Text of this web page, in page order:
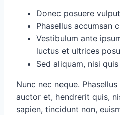
Donec posuere
Phasellus accumsan
Vestibulum ante
luctus et ultrices
Sed aliquam, nisi
Nunc nec neque.
auctor et, hendrerit quis,
sapien, tincidunt non,